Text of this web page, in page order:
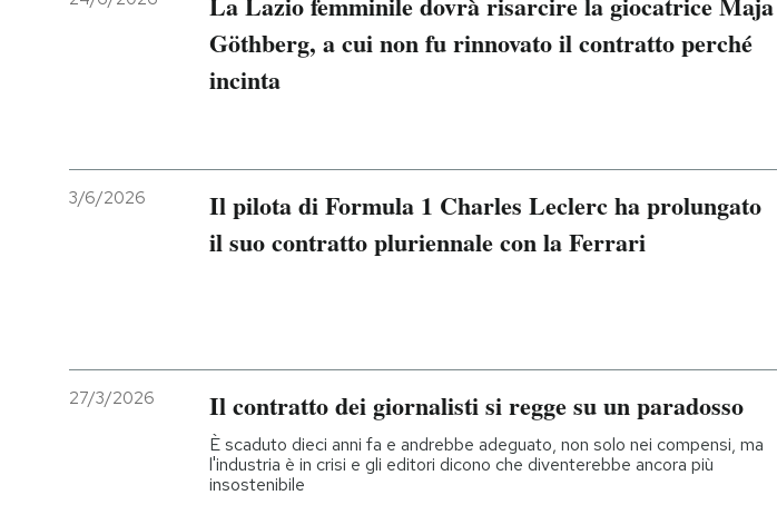
I MIEI PREFERITI
AREA PERSONALE
Göthberg, a cui non fu rinnovato il contratto perché
incinta
3/6/2026
Il pilota di Formula 1 Charles Leclerc ha prolungato
il suo contratto pluriennale con la Ferrari
27/3/2026 Il contratto dei giornalisti si regge su un paradosso
È scaduto dieci anni fa e andrebbe adeguato, non solo nei compensi, ma
l'industria è in crisi e gli editori dicono che diventerebbe ancora più
insostenibile